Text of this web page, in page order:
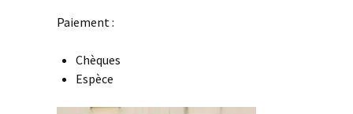
Paiement :
Chèques
Espèce